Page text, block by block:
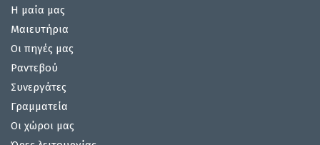
Η μαία μας
Μαιευτήρια
Οι πηγές μας
Ραντεβού
Συνεργάτες
Γραμματεία
Οι χώροι μας